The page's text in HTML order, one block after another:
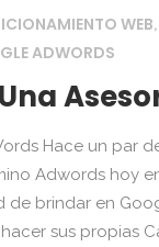
WEB,
ADWORDS
Hace un par
Adwords hoy
de brindar en
sus propias